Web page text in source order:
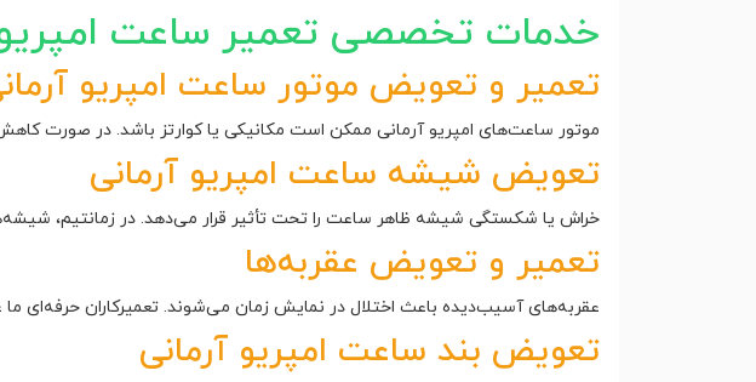
خدمات تخصصی تعمیر ساعت امپریو
تعمیر و تعویض موتور ساعت امپریو
موتور ساعت‌های امپریو آرمانی ممکن است مکانیکی یا کوارتز باشد. در صورت کاهش
تعویض شیشه ساعت امپریو آرمانی
خراش یا شکستگی شیشه ظاهر ساعت را تحت تأثیر قرار می‌دهد. در زمانتیم،
تعمیر و تعویض عقربه‌ها
عقربه‌های آسیب‌دیده باعث اختلال در نمایش زمان می‌شوند. تعمیرکاران حرفه‌ای ما
تعویض بند ساعت امپریو آرمانی